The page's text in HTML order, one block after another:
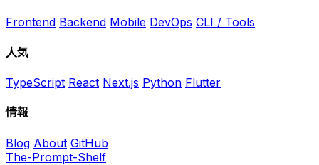
Frontend Backend Mobile DevOps CLI / Tools
人気
TypeScript React Next.js Python Flutter
情報
Blog About GitHub
The-Prompt-Shelf